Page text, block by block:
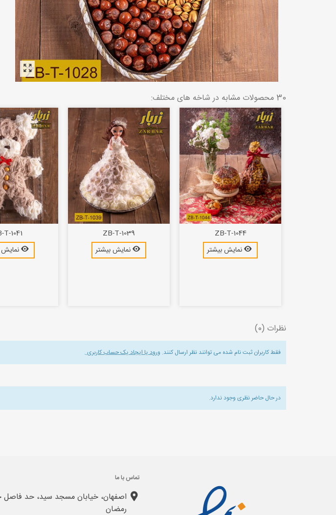
30 محصولات مشابه در شاخه های مختلف:
T-1041
ZB-T-1039
نمایش بیشتر
ZB-T-1044
نمایش بیشتر
نظرات (0)
فقط کاربران ثبت نام شده می توانند نظر ارسال کنند. ورود یا ایجاد یک حساب کاربری.
در حال حاضر نظری وجود ندارد.
تماس با ما
اصفهان، خیابان مسجد سید، حد فاصل
رمضان